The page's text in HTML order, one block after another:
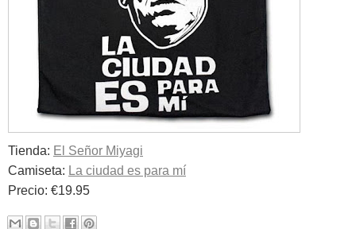
Tienda: El Señor Miyagi
Camiseta: La ciudad es para mí
Precio: €19.95